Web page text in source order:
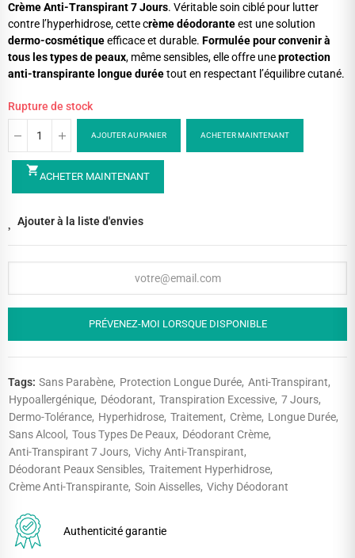
Crème Anti-Transpirant 7 Jours. Véritable soin ciblé pour lutter
contre l’hyperhidrose, cette crème déodoranteest une solution
dermo-cosmétiqueefficace et durable. Formulée pour convenir à
tous les types de peaux, même sensibles, elle offre uneprotection
anti-transpirante longue duréetout en respectant l’équilibre cutané.
Rupture de stock
AJOUTER AU PANIER ACHETER MAINTENANT
shopping_cartACHETER MAINTENANT
Ajouter à la liste d'envies
PRÉVENEZ-MOI LORSQUE DISPONIBLE
Tags: Sans Parabène Protection Longue Durée Anti-Transpirant
Hypoallergénique Déodorant Transpiration Excessive 7 Jours
Dermo-Tolérance Hyperhidrose Traitement Crème Longue Durée
Sans Alcool
Tous Types De Peaux Déodorant Crème
Anti-Transpirant 7 Jours Vichy Anti-Transpirant
Déodorant Peaux Sensibles Traitement Hyperhidrose
Crème Anti-Transpirante Soin Aisselles Vichy Déodorant
Authenticité garantie